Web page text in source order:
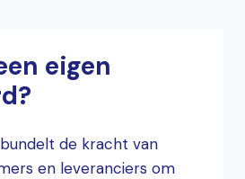
eigen
de kracht van
en leveranciers om